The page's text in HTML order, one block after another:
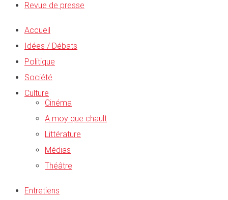
Revue de presse
Accueil
Idées / Débats
Politique
Société
Culture
Cinéma
A moy que chault
Littérature
Médias
Théâtre
Entretiens